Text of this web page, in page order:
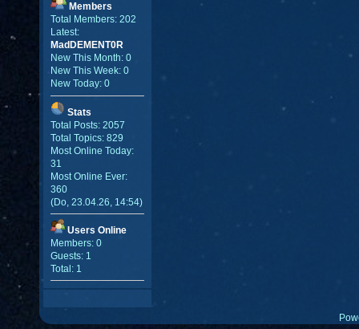
Members
Total Members: 202
Latest:
MadDEMENT0R
New This Month: 0
New This Week: 0
New Today: 0
Stats
Total Posts: 2057
Total Topics: 829
Most Online Today:
31
Most Online Ever:
360
(Do, 23.04.26, 14:54)
Users Online
Members: 0
Guests: 1
Total: 1